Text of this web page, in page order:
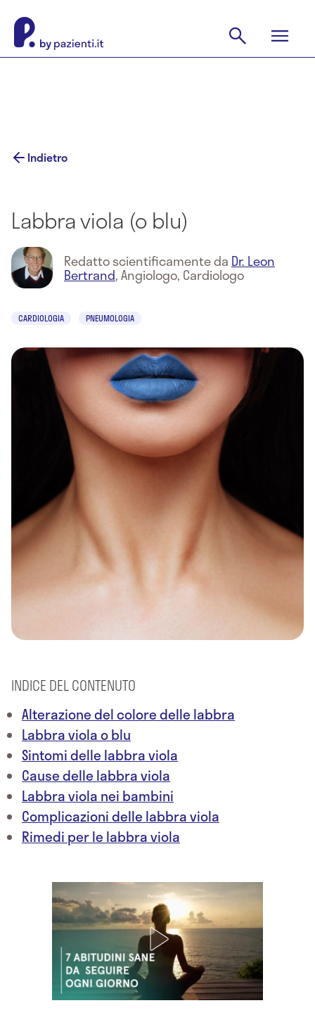
Indietro
Labbra viola (o blu)
Redatto scientificamente da Dr. Leon
Bertrand,Angiologo, Cardiologo
CARDIOLOGIA PNEUMOLOGIA
INDICE DEL CONTENUTO
Alterazione del colore delle labbra
Labbra viola o blu
Sintomi delle labbra viola
Cause delle labbra viola
Labbra viola nei bambini
Complicazioni delle labbra viola
Rimedi per le labbra viola